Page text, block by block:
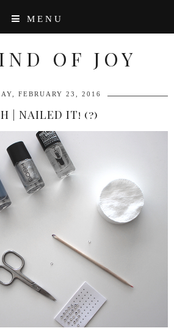
MENU
OF JOY
FEBRUARY 23, 2016
| NAILED IT! (?)